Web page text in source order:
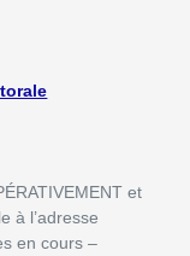
et
à l’adresse
en cours –